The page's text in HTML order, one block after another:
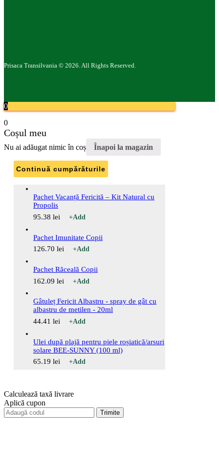
Prisaca Transilvania © 2026. All Rights Reserved.
0
0
Coșul meu
Nu ai adăugat nimic în coș Înapoi la magazin
Continuă cumpărăturile
Pachet Vacanță Fericită – Kit Natural cu
Propolis
95.38 lei +Add
Pachet Imunitate Copii
126.70 lei +Add
Pachet Răceală Copii
162.09 lei +Add
Gâtuleț Fericit Albastru - spray de gât cu
albastru de metilen - 20ml
44.41 lei +Add
Ulei după plajă pentru piele roșiatică/arsuri
solare BEE-SUNNY (100 ml)
65.19 lei +Add
Calculează taxă livrare
Aplică cupon
Trimite